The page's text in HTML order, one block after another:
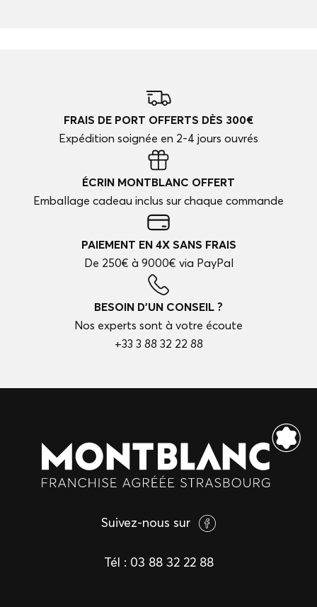
FRAIS DE PORT OFFERTS DÈS 300€
Expédition soignée en 2-4 jours ouvrés
ÉCRIN MONTBLANC OFFERT
Emballage cadeau inclus sur chaque commande
PAIEMENT EN 4X SANS FRAIS
De 250€ à 9000€ via PayPal
BESOIN D'UN CONSEIL ?
Nos experts sont à votre écoute
+33 3 88 32 22 88
Suivez-nous sur
Tél : 03 88 32 22 88